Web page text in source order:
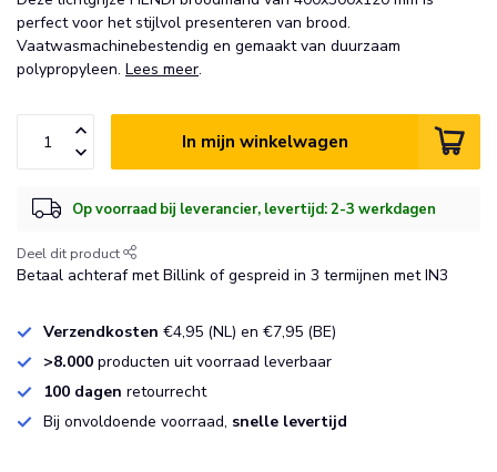
perfect voor het stijlvol presenteren van brood.
Vaatwasmachinebestendig en gemaakt van duurzaam
polypropyleen. Lees meer.
In mijn winkelwagen
Op voorraad bij leverancier, levertijd: 2-3 werkdagen
Deel dit product
Betaal achteraf met Billink of gespreid in 3 termijnen met IN3
Verzendkosten €4,95 (NL) en €7,95 (BE)
>8.000 producten uit voorraad leverbaar
100 dagen retourrecht
Bij onvoldoende voorraad, snelle levertijd